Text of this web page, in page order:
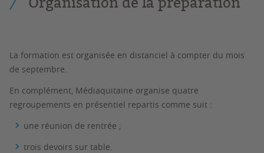
La formation est organisée en distanciel à compter du mois
de septembre.
En complément, Médiaquitaine organise quatre
regroupements en présentiel repartis comme suit :
une réunion de rentrée ;
trois devoirs sur table.